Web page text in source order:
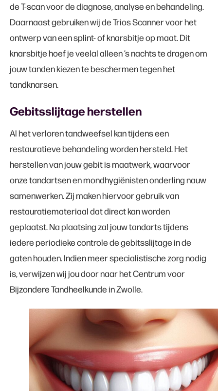
de T-scan voor de diagnose, analyse en behandeling.
Daarnaast gebruiken wij de Trios Scanner voor het
ontwerp van een splint- of knarsbitje op maat. Dit
knarsbitje hoef je veelal alleen ’s nachts te dragen om
jouw tanden kiezen te beschermen tegen het
tandknarsen.
Gebitsslijtage herstellen
Al het verloren tandweefsel kan tijdens een
restauratieve behandeling worden hersteld. Het
herstellen van jouw gebit is maatwerk, waarvoor
onze tandartsen en mondhygiënisten onderling nauw
samenwerken. Zij maken hiervoor gebruik van
restauratiemateriaal dat direct kan worden
geplaatst. Na plaatsing zal jouw tandarts tijdens
iedere periodieke controle de gebitsslijtage in de
gaten houden. Indien meer specialistische zorg nodig
is, verwijzen wij jou door naar hetCentrum voor
Bijzondere Tandheelkunde in Zwolle.